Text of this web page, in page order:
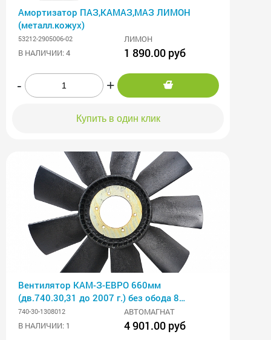
Амортизатор ПАЗ,КАМАЗ,МАЗ ЛИМОН
(металл.кожух)
53212-2905006-02
ЛИМОН
В НАЛИЧИИ: 4
1 890.00 руб
- +
Купить в один клик
Вентилятор КАМ-З-ЕВРО 660мм
(дв.740.30,31 до 2007 г.) без обода 8
лопастей АВТОМАГНАТ
740-30-1308012
АВТОМАГНАТ
В НАЛИЧИИ: 1
4 901.00 руб